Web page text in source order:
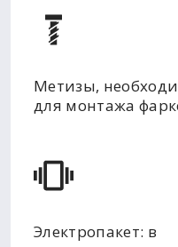
Метизы,
для монтажа
Электропакет: в